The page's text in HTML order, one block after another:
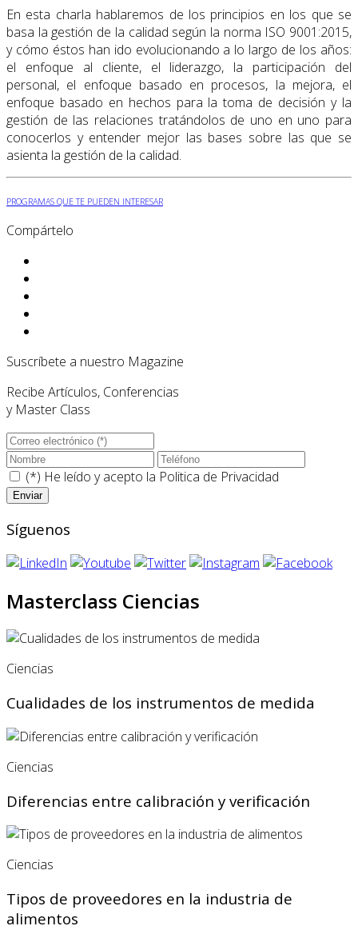
En esta charla hablaremos de los principios en los que se
basa la gestión de la calidad según la norma ISO 9001:2015,
y cómo éstos han ido evolucionando a lo largo de los años:
el enfoque al cliente, el liderazgo, la participación del
personal, el enfoque basado en procesos, la mejora, el
enfoque basado en hechos para la toma de decisión y la
gestión de las relaciones tratándolos de uno en uno para
conocerlos y entender mejor las bases sobre las que se
asienta la gestión de la calidad.
PROGRAMAS QUE TE PUEDEN INTERESAR
Compártelo
Suscríbete a nuestro Magazine
Recibe Artículos, Conferencias
y Master Class
(*) He leído y acepto la Politica de Privacidad
Síguenos
Masterclass Ciencias
Ciencias
Cualidades de los instrumentos de medida
Ciencias
Diferencias entre calibración y verificación
Ciencias
Tipos de proveedores en la industria de
alimentos